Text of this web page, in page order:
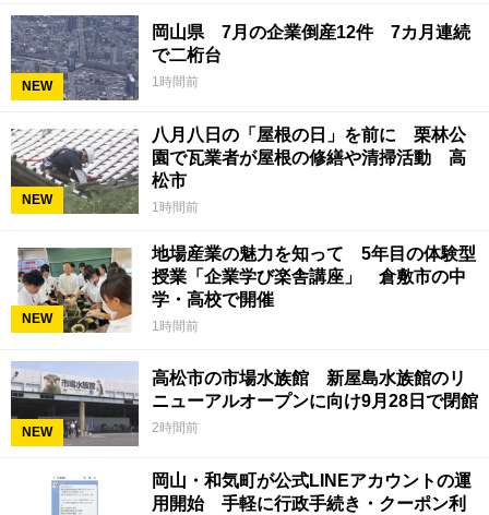
NEW
岡山県 7月の企業倒産12件 7カ月連続
で二桁台
1時間前
NEW
八月八日の「屋根の日」を前に 栗林公
園で瓦業者が屋根の修繕や清掃活動 高
松市
1時間前
NEW
地場産業の魅力を知って 5年目の体験型
授業「企業学び楽舎講座」 倉敷市の中
学・高校で開催
1時間前
NEW
高松市の市場水族館 新屋島水族館のリ
ニューアルオープンに向け9月28日で閉館
2時間前
岡山・和気町が公式LINEアカウントの運
用開始 手軽に行政手続き・クーポン利